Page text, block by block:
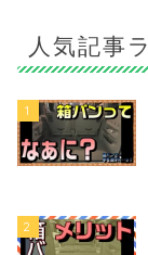
人気記事
1
2